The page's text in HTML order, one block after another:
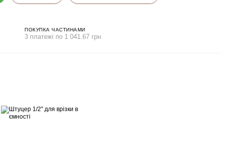
ПОКУПКА ЧАСТИНАМИ
3 платежі по 1 041.67 грн